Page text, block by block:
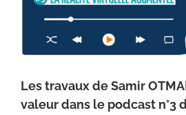
Les travaux de Samir
valeur dans le podcast n°3